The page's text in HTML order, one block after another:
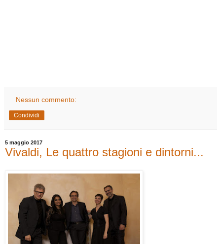
Nessun commento:
Condividi
5 maggio 2017
Vivaldi, Le quattro stagioni e dintorni...